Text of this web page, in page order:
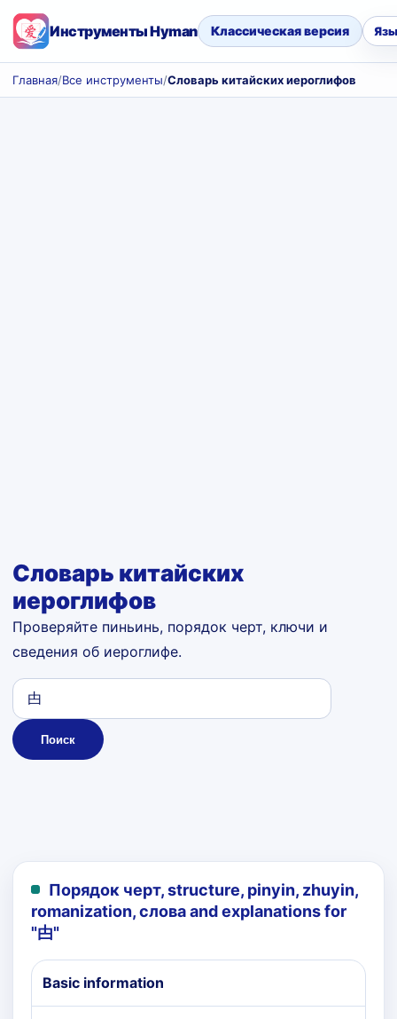
Инструменты Hyman Классическая версия
Главная/Все инструменты/Словарь китайских иероглифов
Словарь китайских
иероглифов
Проверяйте пиньинь, порядок черт, ключи и
сведения об иероглифе.
Поиск
Порядок черт, structure, pinyin, zhuyin,
romanization, слова and explanations for
"甴"
Basic information